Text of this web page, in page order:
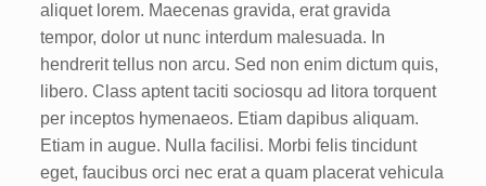
aliquet lorem. Maecenas gravida, erat gravida
tempor, dolor ut nunc interdum malesuada. In
hendrerit tellus non arcu. Sed non enim dictum quis,
libero. Class aptent taciti sociosqu ad litora torquent
per inceptos hymenaeos. Etiam dapibus aliquam.
Etiam in augue. Nulla facilisi. Morbi felis tincidunt
eget, faucibus orci nec erat a quam placerat vehicula